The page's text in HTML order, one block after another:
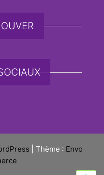
Thème : Envo